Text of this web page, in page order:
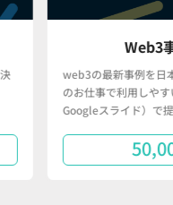
Web3
web3の最新事例を日
のお仕事で利用しや
Googleスライド）で